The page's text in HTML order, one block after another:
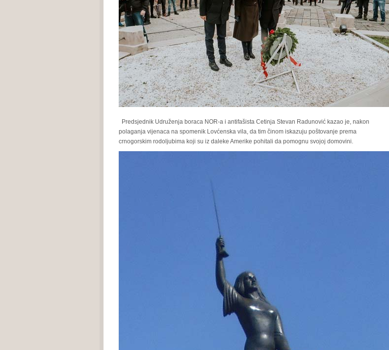
Predsjednik Udruženja boraca NOR-a i antifašista Cetinja Stevan Radunović kazao je, nakon
polaganja vijenaca na spomenik Lovćenska vila, da tim činom iskazuju poštovanje prema
crnogorskim rodoljubima koji su iz daleke Amerike pohitali da pomognu svojoj domovini.